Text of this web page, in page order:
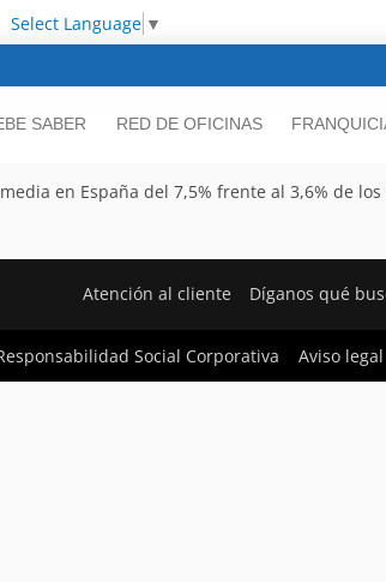
Select Language ▼
SABER RED DE OFICINAS
en España del 7,5% frente al 3,6% de
Atención al cliente Díganos qué
Social Corporativa Aviso legal